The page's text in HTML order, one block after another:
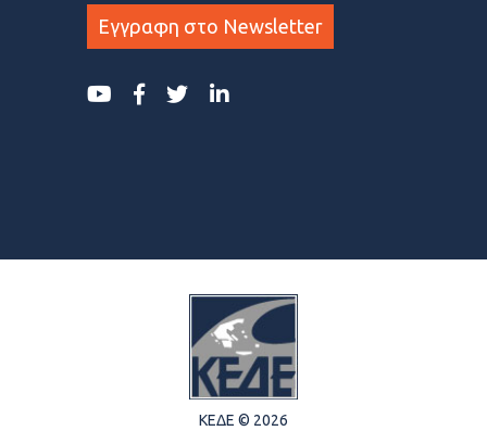
Εγγραφη στο Newsletter
ΚΕΔΕ © 2026